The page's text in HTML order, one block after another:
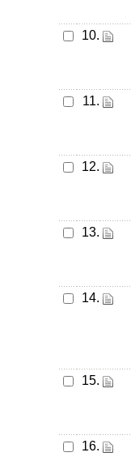
10.
11.
12.
13.
14.
15.
16.